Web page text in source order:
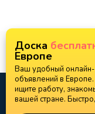
Доска
Европе
Ваш удобный онлайн-
объявлений в
ищите работу,
вашей стране.